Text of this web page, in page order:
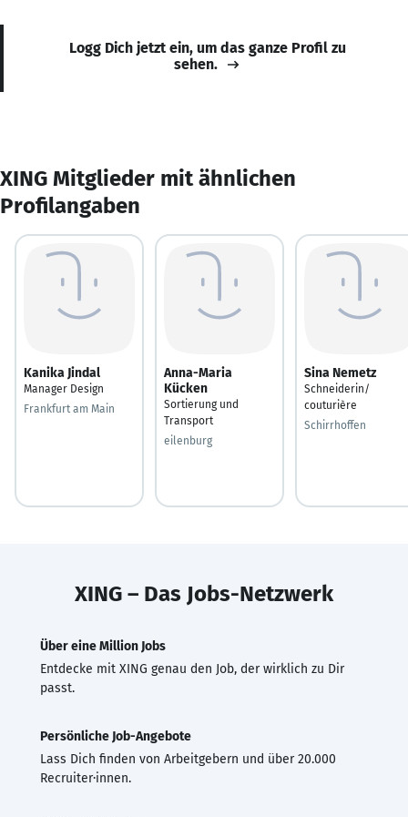
Logg Dich jetzt ein, um das ganze Profil zu
sehen.
XING Mitglieder mit ähnlichen
Profilangaben
Kanika Jindal
Manager Design
Frankfurt am Main
Anna-Maria
Kücken
Sortierung und
Transport
eilenburg
Sina Nemetz
Schneiderin/
couturière
Schirrhoffen
XING – Das Jobs-Netzwerk
Über eine Million Jobs
Entdecke mit XING genau den Job, der wirklich zu Dir
passt.
Persönliche Job-Angebote
Lass Dich finden von Arbeitgebern und über 20.000
Recruiter·innen.